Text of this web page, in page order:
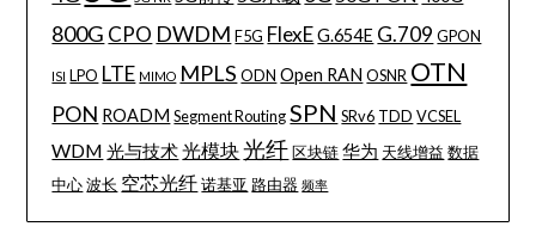
800G CPO DWDM F5G FlexE G.654E G.709 GPON
ISI LPO LTE MIMO MPLS ODN Open RAN OSNR OTN
PON ROADM Segment Routing SPN SRv6 TDD VCSEL
WDM 光与技术 光模块光纤 区块链 华为 天线增益 数据
中心 波长 空芯光纤 诺基亚 路由器 频率